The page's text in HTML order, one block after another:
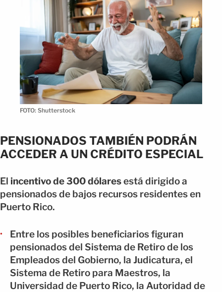
FOTO: Shutterstock
PENSIONADOS TAMBIÉN PODRÁN
ACCEDER A UN CRÉDITO ESPECIAL
El incentivo de 300 dólaresestá dirigido a
pensionados de bajos recursos residentes en
Puerto Rico.
Entre los posibles beneficiarios figuran
pensionados del Sistema de Retiro de los
Empleados del Gobierno, la Judicatura, el
Sistema de Retiro para Maestros, la
Universidad de Puerto Rico, la Autoridad de